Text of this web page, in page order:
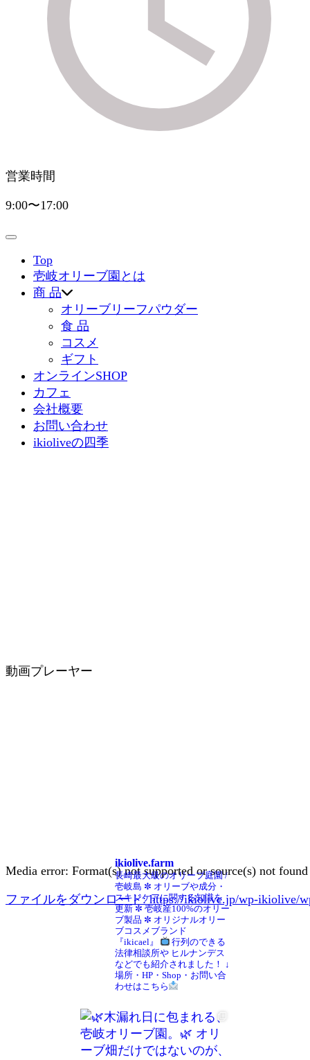
営業時間
9:00〜17:00
Top
壱岐オリーブ園とは
商 品
オリーブリーフパウダー
食 品
コスメ
ギフト
オンラインSHOP
カフェ
会社概要
お問い合わせ
ikioliveの四季
動画プレーヤー
Media error: Format(s) not supported or source(s) not found
ファイルをダウンロード: https://ikiolive.jp/wp-ikiolive/
ikiolive.farm
長崎最大級のオリーブ庭園 /
壱岐島 ✼ オリーブや成分・
スキンケアに関する知識を
更新✼ 壱岐産100%のオリー
ブ製品 ✼ オリジナルオリー
ブコスメブランド
『ikicael』
行列のできる
法律相談所や ヒルナンデス
などでも紹介されました！ ↓
場所・HP・Shop・お問い合
わせはこちら